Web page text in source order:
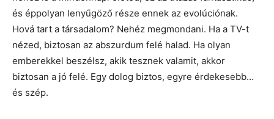
és éppolyan lenyűgöző része ennek az evolúciónak.
Hová tart a társadalom? Nehéz megmondani. Ha a TV-t
nézed, biztosan az abszurdum felé halad. Ha olyan
emberekkel beszélsz, akik tesznek valamit, akkor
biztosan a jó felé. Egy dolog biztos, egyre érdekesebb…
és szép.